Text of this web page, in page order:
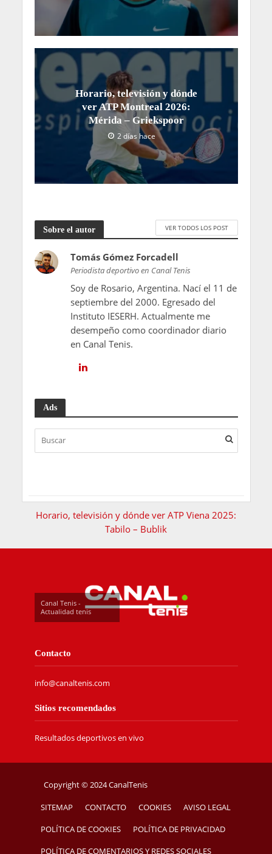
Horario, televisión y dónde
ver ATP Montreal 2026:
Mérida – Griekspoor
2 días hace
Sobre el autor VER TODOS LOS POST
Tomás Gómez Forcadell
Periodista deportivo en Canal Tenis
Soy de Rosario, Argentina. Nací el 11 de
septiembre del 2000. Egresado del
Instituto IESERH. Actualmente me
desempeño como coordinador diario
en Canal Tenis.
Ads
Horario, televisión y dónde ver ATP Viena 2025:
Tabilo – Bublik
Canal Tenis -
Actualidad tenis
Contacto
info@canaltenis.com
Sitios recomendados
Resultados deportivos en vivo
Copyright © 2024 CanalTenis
SITEMAP CONTACTO COOKIES AVISO LEGAL
POLÍTICA DE COOKIES POLÍTICA DE PRIVACIDAD
POLÍTICA DE COMENTARIOS Y REDES SOCIALES